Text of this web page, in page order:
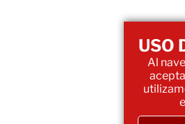
USO
Al